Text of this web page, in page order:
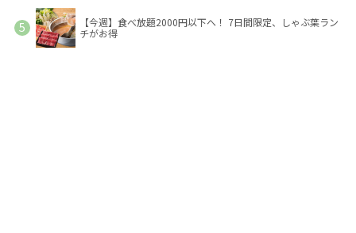
【今週】食べ放題2000円以下へ！ 7日間限定、しゃぶ葉ラン
チがお得